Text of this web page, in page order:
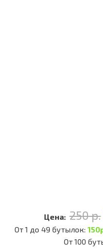
Цена: 250 р.
От 1 до 49 бутылок:
От 100